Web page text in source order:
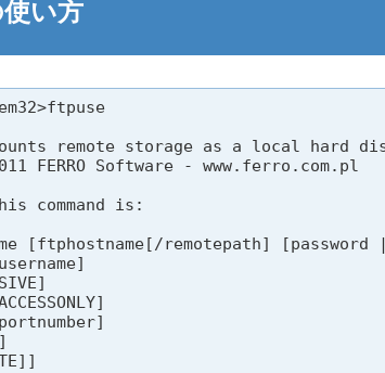
い方
remote storage as a local hard
FERRO Software - www.ferro.com.pl
command is:
[ftphostname[/remotepath]